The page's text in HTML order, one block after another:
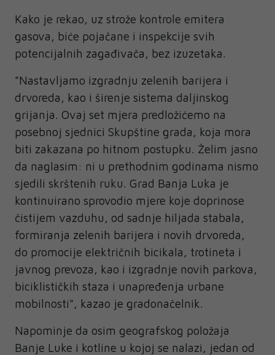
Kako je rekao, uz strože kontrole emitera
gasova, biće pojačane i inspekcije svih
potencijalnih zagađivača, bez izuzetaka.
"Nastavljamo izgradnju zelenih barijera i
drvoreda, kao i širenje sistema daljinskog
grijanja. Ovaj set mjera predložićemo na
posebnoj sjednici Skupštine grada, koja mora
biti zakazana po hitnom postupku. Želim jasno
da naglasim: ni u prethodnim godinama nismo
sjedili skrštenih ruku. Grad Banja Luka je
kontinuirano sprovodio mjere koje doprinose
čistijem vazduhu, od sadnje hiljada stabala,
formiranja zelenih barijera i novih drvoreda,
do promocije električnih bicikala, trotineta i
javnog prevoza, kao i izgradnje novih parkova,
biciklističkih staza i unapređenja urbane
mobilnosti", kazao je gradonačelnik.
Napominje da osim geografskog položaja
Banje Luke i kotline u kojoj se nalazi, jedan od